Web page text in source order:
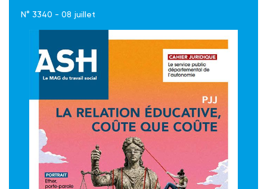
N° 3340 - 08 juillet